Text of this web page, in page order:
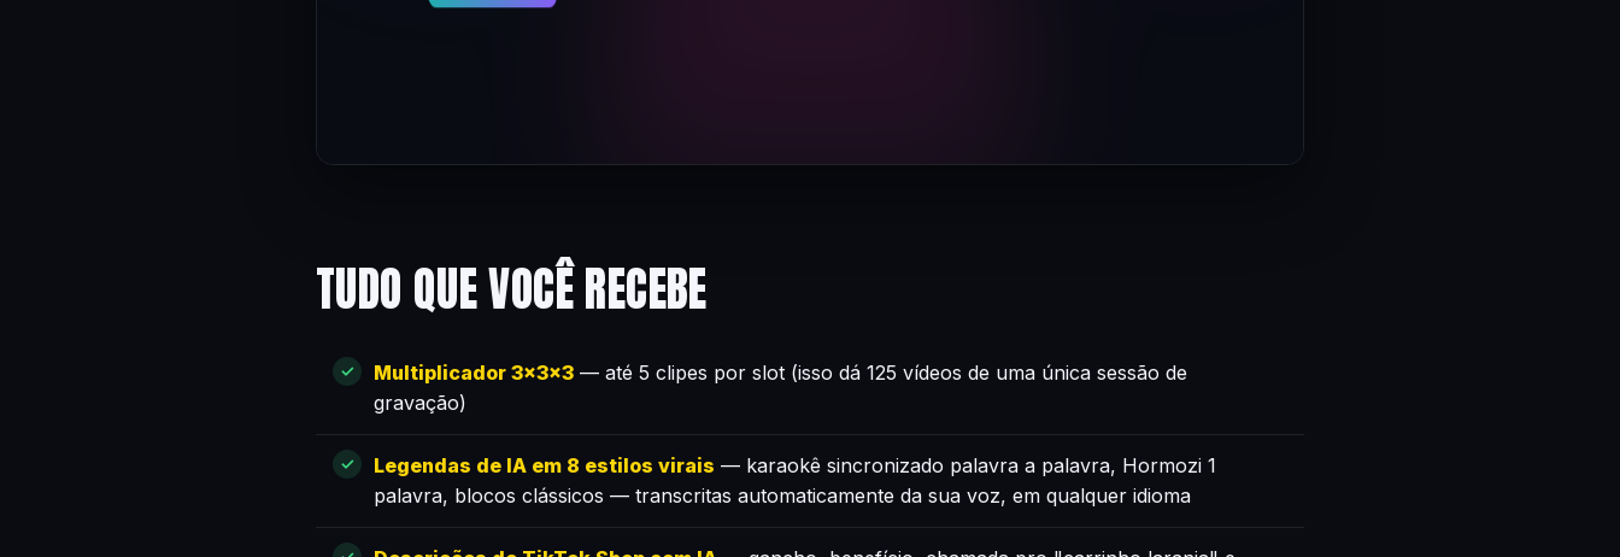
TUDO QUE VOCÊ RECEBE
Multiplicador 3×3×3 — até 5 clipes por slot (isso dá 125 vídeos de uma única sessão de
gravação)
Legendas de IA em 8 estilos virais — karaokê sincronizado palavra a palavra, Hormozi 1
palavra, blocos clássicos — transcritas automaticamente da sua voz, em qualquer idioma